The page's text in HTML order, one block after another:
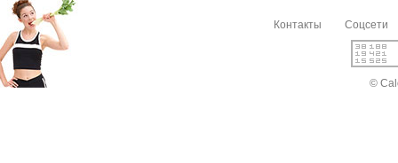
Контакты Соцсети
©